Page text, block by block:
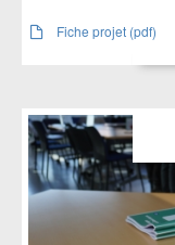
Fiche projet (pdf)